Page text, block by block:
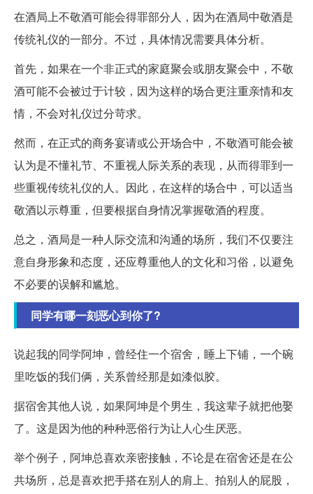
在酒局上不敬酒可能会得罪部分人，因为在酒局中敬酒是
传统礼仪的一部分。不过，具体情况需要具体分析。
首先，如果在一个非正式的家庭聚会或朋友聚会中，不敬
酒可能不会被过于计较，因为这样的场合更注重亲情和友
情，不会对礼仪过分苛求。
然而，在正式的商务宴请或公开场合中，不敬酒可能会被
认为是不懂礼节、不重视人际关系的表现，从而得罪到一
些重视传统礼仪的人。因此，在这样的场合中，可以适当
敬酒以示尊重，但要根据自身情况掌握敬酒的程度。
总之，酒局是一种人际交流和沟通的场所，我们不仅要注
意自身形象和态度，还应尊重他人的文化和习俗，以避免
不必要的误解和尴尬。
同学有哪一刻恶心到你了?
说起我的同学阿坤，曾经住一个宿舍，睡上下铺，一个碗
里吃饭的我们俩，关系曾经那是如漆似胶。
据宿舍其他人说，如果阿坤是个男生，我这辈子就把他娶
了。这是因为他的种种恶俗行为让人心生厌恶。
举个例子，阿坤总喜欢亲密接触，不论是在宿舍还是在公
共场所，总是喜欢把手搭在别人的肩上、拍别人的屁股，